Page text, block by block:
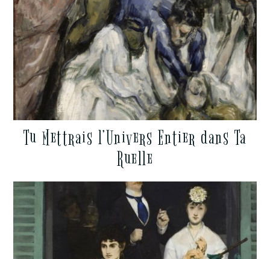
Tu Mettrais l’Univers Entier dans Ta
Ruelle